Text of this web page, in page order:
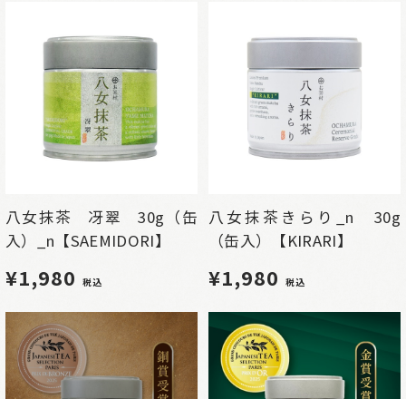
八女抹茶 冴翠 30g（缶
入）_n【SAEMIDORI】
¥1,980 税込
八女抹茶きらり_n 30g
（缶入）【KIRARI】
¥1,980 税込